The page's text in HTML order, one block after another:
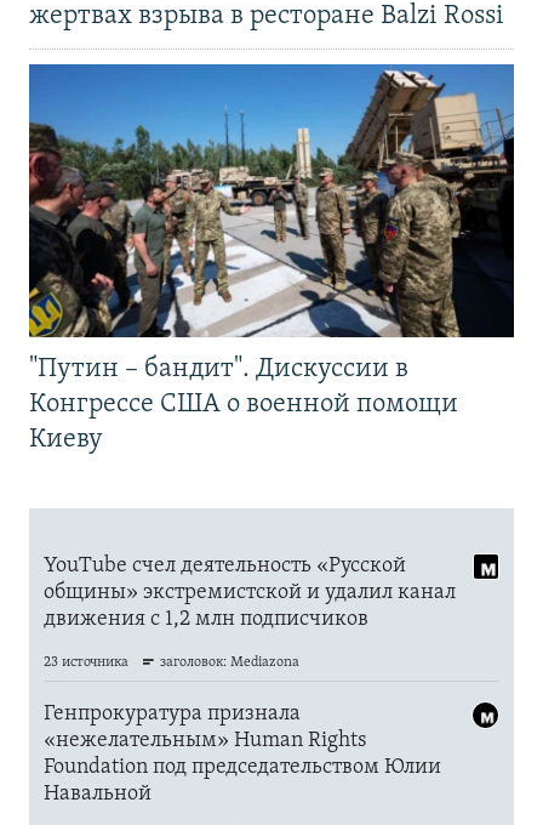
жертвах взрыва в ресторане Balzi Rossi
"Путин – бандит". Дискуссии в
Конгрессе США о военной помощи
Киеву